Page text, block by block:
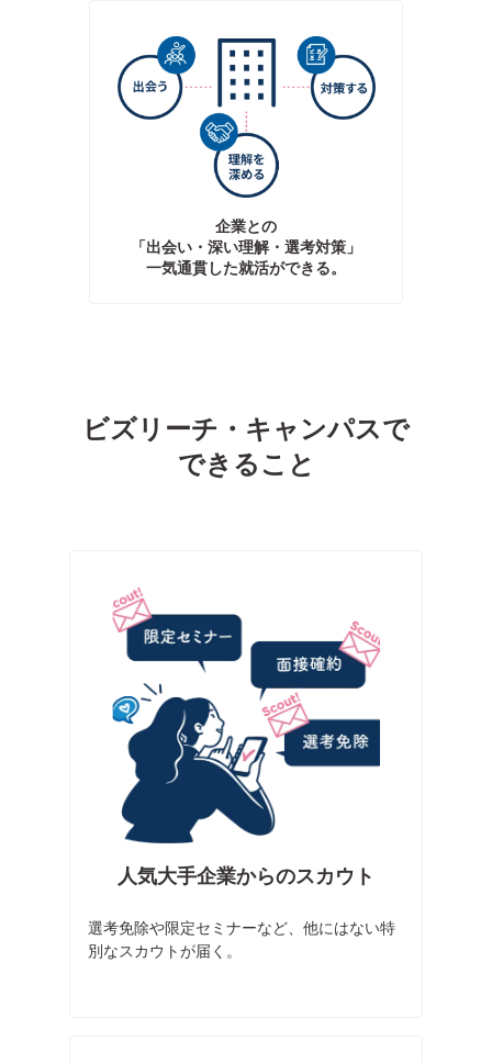
企業との
「出会い・深い理解・選考対策」
一気通貫した就活ができる。
ビズリーチ・キャンパスで
できること
人気大手企業からのスカウト
選考免除や限定セミナーなど、他にはない特
別なスカウトが届く。